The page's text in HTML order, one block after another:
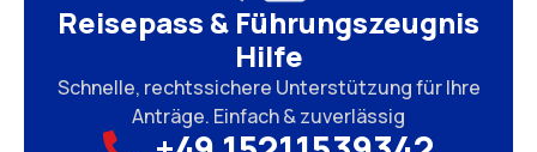
Reisepass & Führungszeugnis
Hilfe
Schnelle, rechtssichere Unterstützung für Ihre
Anträge. Einfach & zuverlässig